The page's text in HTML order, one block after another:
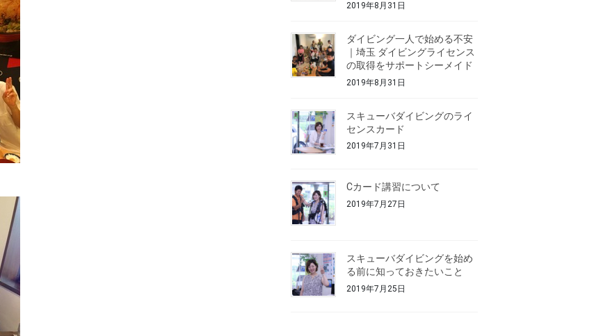
2019年8月31日
ダイビング一人で始める不安
｜埼玉 ダイビングライセンス
の取得をサポートシーメイド
2019年8月31日
スキューバダイビングのライ
センスカード
2019年7月31日
Cカード講習について
2019年7月27日
スキューバダイビングを始め
る前に知っておきたいこと
2019年7月25日